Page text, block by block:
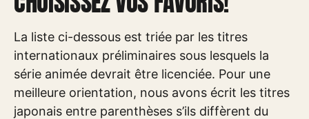
La liste ci-dessous est triée par les titres
internationaux préliminaires sous lesquels la
série animée devrait être licenciée. Pour une
meilleure orientation, nous avons écrit les titres
japonais entre parenthèses s’ils diffèrent du